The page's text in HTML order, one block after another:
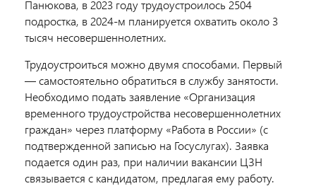
Панюкова, в 2023 году трудоустроилось 2504
подростка, в 2024-м планируется охватить около 3
тысяч несовершеннолетних.
Трудоустроиться можно двумя способами. Первый
— самостоятельно обратиться в службу занятости.
Необходимо подать заявление «Организация
временного трудоустройства несовершеннолетних
граждан» через платформу «Работа в России» (с
подтвержденной записью на Госуслугах). Заявка
подается один раз, при наличии вакансии ЦЗН
связывается с кандидатом, предлагая ему работу.